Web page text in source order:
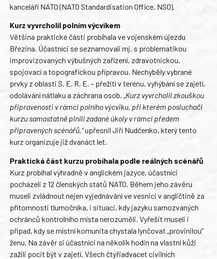
kanceláří NATO (NATO Standardisation Office, NSO).
Kurz vyvrcholil polním výcvikem
Většina praktické části probíhala ve vojenském újezdu
Březina. Účastníci se seznamovali mj. s problematikou
improvizovaných výbušných zařízení, zdravotnickou,
spojovací a topografickou přípravou. Nechyběly vybrané
prvky z oblasti S. E. R. E. – přežití v terénu, vyhýbání se zajetí,
odolávání nátlaku a záchrana osob. „Kurz vyvrcholil zkouškou
připravenosti v rámci polního výcviku, při kterém posluchači
kurzu samostatně plnili zadané úkoly v rámci předem
připravených scénářů,“upřesnil Jiří Nudčenko, který tento
kurz organizuje již dvanáct let.
Praktická část kurzu probíhala podle reálných scénářů
Kurz probíhal výhradně v anglickém jazyce, účastníci
pocházeli z 12 členských států NATO. Během jeho závěru
museli zvládnout nejen vyjednávání ve vesnici v angličtině za
přítomnosti tlumočníka, i situaci, kdy jazyku samozvaných
ochránců kontrolního místa nerozuměli. Vyřešit museli i
případ, kdy se místní komunita chystala lynčovat „provinilou“
ženu. Na závěr si účastníci na několik hodin na vlastní kůži
zažili pocit být v zajetí. Všech čtyřiadvacet civilních